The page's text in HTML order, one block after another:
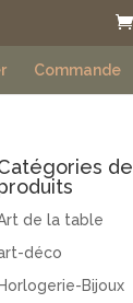
Commande
de
de la table
déco
Horlogerie-Bijoux